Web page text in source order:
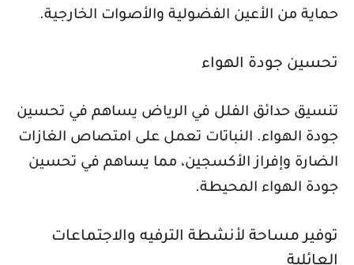
حماية من الأعين الفضولية والأصوات الخارجية.
تحسين جودة الهواء
تنسيق حدائق الفلل في الرياض يساهم في تحسين
جودة الهواء. النباتات تعمل على امتصاص الغازات
الضارة وإفراز الأكسجين، مما يساهم في تحسين
جودة الهواء المحيطة.
توفير مساحة لأنشطة الترفيه والاجتماعات
العائلية